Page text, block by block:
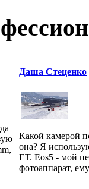
Даша Стеценко
Какой камерой
она? Я
ЕТ. Eos5 - мой
фотоаппарат,